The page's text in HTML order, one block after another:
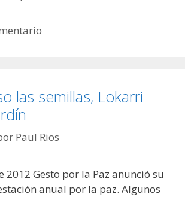
las semillas, Lokarri
Paul Rios
2012 Gesto por la Paz anunció su
anual por la paz. Algunos